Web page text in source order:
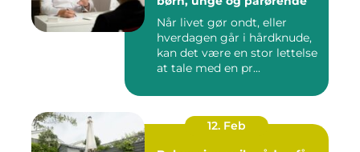
Når livet gør ondt, eller
hverdagen går i hårdknude,
kan det være en stor lettelse
at tale med en pr...
12. Feb